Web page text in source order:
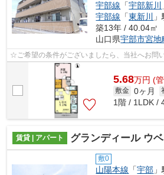
宇部線 「宇部新川
宇部線 「東新川
築13年 / 40.04㎡
山口県宇部市宮地
☆ご希望の条件がございましたら、当社へお問
5.68万円 (
敷金 0ヶ月
1階 / 1LDK /
賃貸 | アパート グランディール ウ
敷0
山陽本線 「宇部